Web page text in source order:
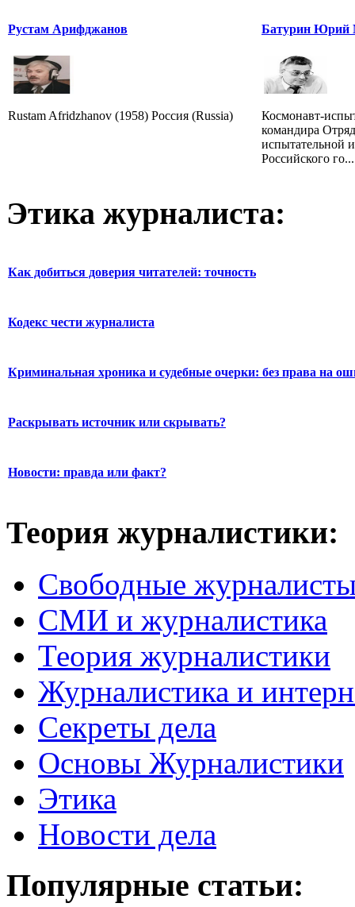
Рустам Арифджанов
Rustam Afridzhanov (1958) Россия (Russia)
Батурин Юрий
Космонавт-
командира
испытательной
Российского го...
Этика журналиста:
Как добиться доверия читателей: точность
Кодекс чести журналиста
Криминальная хроника и судебные очерки: без права на
Раскрывать источник или скрывать?
Новости: правда или факт?
Теория журналистики:
Свободные
СМИ и журналистика
Теория журналистики
Журналистика и
Секреты дела
Основы Журналистики
Этика
Новости дела
Популярные статьи: